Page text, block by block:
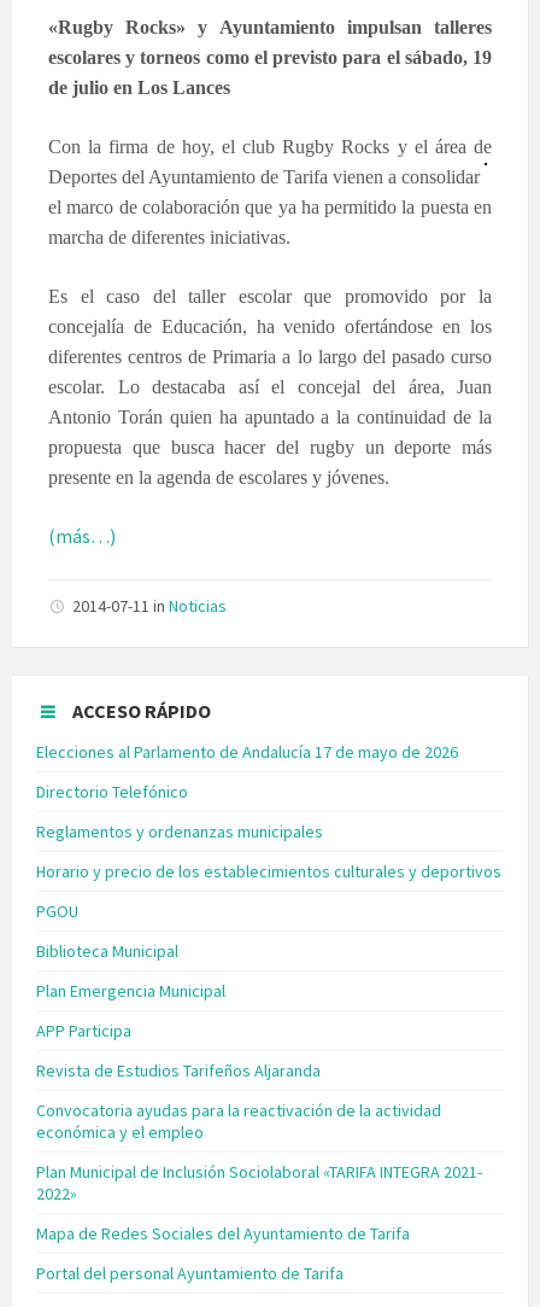
«Rugby Rocks» y Ayuntamiento impulsan talleres
escolares y torneos como el previsto para el sábado, 19
de julio en Los Lances
Con la firma de hoy, el club Rugby Rocks y el área de
Deportes del Ayuntamiento de Tarifa vienen a consolidar
el marco de colaboración que ya ha permitido la puesta en
marcha de diferentes iniciativas.
Es el caso del taller escolar que promovido por la
concejalía de Educación, ha venido ofertándose en los
diferentes centros de Primaria a lo largo del pasado curso
escolar. Lo destacaba así el concejal del área, Juan
Antonio Torán quien ha apuntado a la continuidad de la
propuesta que busca hacer del rugby un deporte más
presente en la agenda de escolares y jóvenes.
(más…)
2014-07-11 in Noticias
ACCESO RÁPIDO
Elecciones al Parlamento de Andalucía 17 de mayo de 2026
Directorio Telefónico
Reglamentos y ordenanzas municipales
Horario y precio de los establecimientos culturales y deportivos
PGOU
Biblioteca Municipal
Plan Emergencia Municipal
APP Participa
Revista de Estudios Tarifeños Aljaranda
Convocatoria ayudas para la reactivación de la actividad
económica y el empleo
Plan Municipal de Inclusión Sociolaboral «TARIFA INTEGRA 2021-
2022»
Mapa de Redes Sociales del Ayuntamiento de Tarifa
Portal del personal Ayuntamiento de Tarifa